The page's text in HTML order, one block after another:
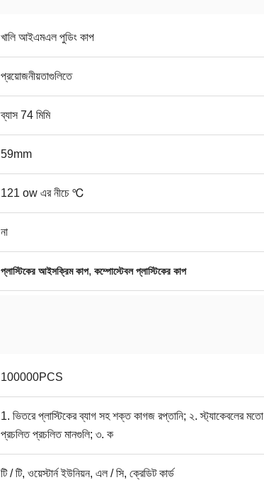
খালি আইএমএল পুডিং কাপ
প্রয়োজনীয়তাগুলিতে
ব্যাস 74 মিমি
59mm
121 ow এর নীচে ℃
না
প্লাস্টিকের আইসক্রিম কাপ, কম্পোস্টেবল প্লাস্টিকের কাপ
100000PCS
1. ভিতরে প্লাস্টিকের ব্যাগ সহ শক্ত কাগজ রপ্তানি; ২. স্ট্যাকেবলের মতো
প্রচলিত প্রচলিত মানগুলি; ৩. ক
টি / টি, ওয়েস্টার্ন ইউনিয়ন, এল / সি, ক্রেডিট কার্ড